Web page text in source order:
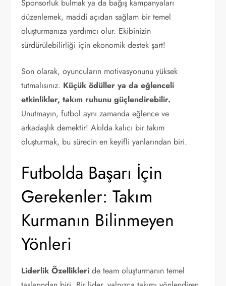
Sponsorluk bulmak ya da bağış kampanyaları
düzenlemek, maddi açıdan sağlam bir temel
oluşturmanıza yardımcı olur. Ekibinizin
sürdürülebilirliği için ekonomik destek şart!
Son olarak, oyuncuların motivasyonunu yüksek
tutmalısınız. Küçük ödüller ya da eğlenceli
etkinlikler, takım ruhunu güçlendirebilir.
Unutmayın, futbol aynı zamanda eğlence ve
arkadaşlık demektir! Akılda kalıcı bir takım
oluşturmak, bu sürecin en keyifli yanlarından biri.
Futbolda Başarı İçin
Gerekenler: Takım
Kurmanın Bilinmeyen
Yönleri
Liderlik Özellikleri de team oluşturmanın temel